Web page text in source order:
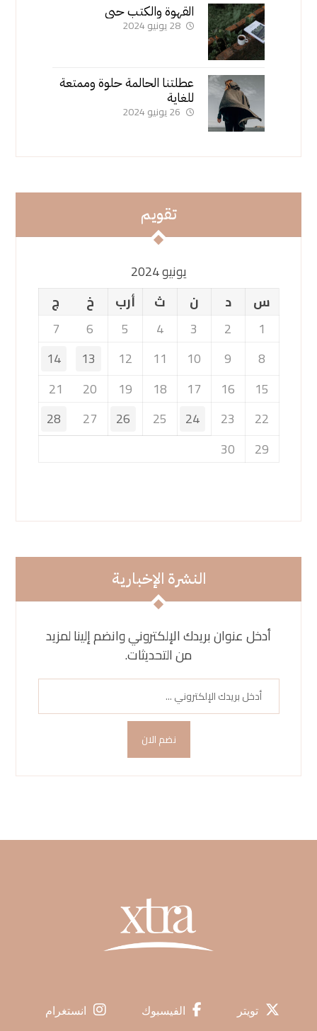
القهوة والكتب حبي
28 يونيو 2024
عطلتنا الحالمة حلوة وممتعة
للغاية
26 يونيو 2024
تقویم
يونيو 2024
س
د ن ث أرب خ
ج
1
2
3
4
5
6
7
8
9
10
11
12
13
14
15
16
17
18
19
20
21
22
23
24
25
26
27
28
29
30
النشرة الإخبارية
أدخل عنوان بريدك الإلكتروني وانضم إلينا لمزيد
من التحديثات.
نضم الان
تويتر الفيسبوك انستغرام